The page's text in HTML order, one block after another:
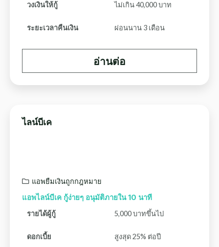
วงเงินให้กู้ ไม่เกิน 40,000 บาท
ระยะเวลาคืนเงิน ผ่อนนาน 3 เดือน
อ่านต่อ
ไลน์บีเค
แอพยืมเงินถูกกฎหมาย
แอพไลน์บีเค กู้ง่ายๆ อนุมัติภายใน 10 นาที
รายได้ผู้กู้ 5,000 บาทขึ้นไป
ดอกเบี้ย สูงสุด 25% ต่อปี